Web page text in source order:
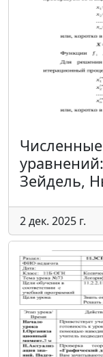
Зейдель,
2 дек. 2025 г.